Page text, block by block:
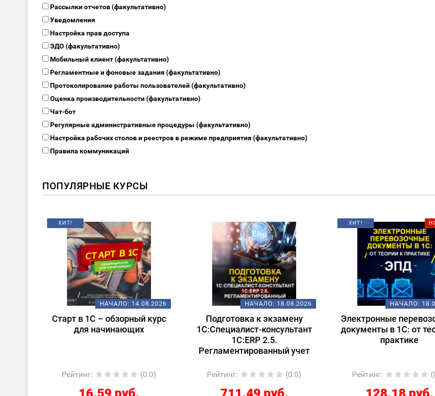
Рассылки отчетов (факультативно)
Уведомления
Настройка прав доступа
ЭДО (факультативно)
Мобильный клиент (факультативно)
Регламентные и фоновые задания (факультативно)
Протоколирование работы пользователей (факультативно)
Оценка производительности (факультативно)
Чат-бот
Регулярные административные процедуры (факультативно)
Настройка рабочих столов и реестров в режиме предприятия (факультативно)
Правила коммуникаций
ПОПУЛЯРНЫЕ КУРСЫ
ХИТ!
НАЧАЛО: 14.08.2026
Старт в 1С – обзорный курс
для начинающих
Рейтинг: (0.0)
НАЧАЛО: 18.08.2026
Подготовка к экзамену
1С:Специалист-консультант
1С:ERP 2.5.
Регламентированный учет
Рейтинг: (0.0)
ХИТ!
НАЧАЛО:
Электронные
документы в 1С: от
практике
Рейтинг: